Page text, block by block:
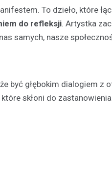
To dzieło, które
do refleksji. Artystka
samych, nasze
być głębokim dialogiem z
skłoni do